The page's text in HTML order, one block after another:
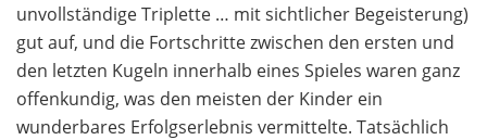
unvollständige Triplette … mit sichtlicher Begeisterung)
gut auf, und die Fortschritte zwischen den ersten und
den letzten Kugeln innerhalb eines Spieles waren ganz
offenkundig, was den meisten der Kinder ein
wunderbares Erfolgserlebnis vermittelte. Tatsächlich